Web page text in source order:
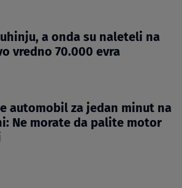
a onda su naleteli na
vredno 70.000 evra
automobil za jedan minut na
Ne morate da palite motor